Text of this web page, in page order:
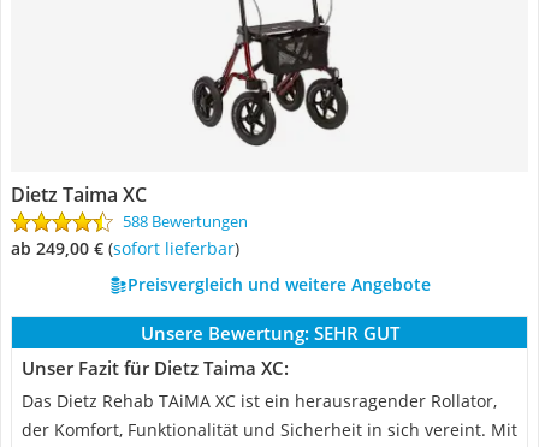
Dietz Taima XC
588 Bewertungen
ab 249,00 € ( Sofort lieferbar)
Preisvergleich und weitere Angebote
Unsere Bewertung: SEHR GUT
Unser Fazit für Dietz Taima XC:
Das Dietz Rehab TAiMA XC ist ein herausragender Rollator,
der Komfort, Funktionalität und Sicherheit in sich vereint. Mit